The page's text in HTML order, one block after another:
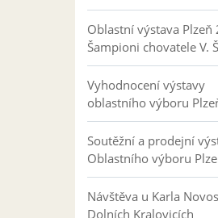
Oblastní výstava Plzeň
Šampioni chovatele V.
Vyhodnocení výstavy
oblastního výboru
Soutěžní a prodejní
Oblastního výboru
Návštěva u Karla
Dolních Kralovicích